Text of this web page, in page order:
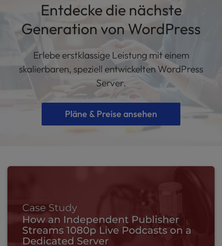
Entdecke die nächste
Generation von WordPress
Erlebe erstklassige Leistung mit einem
skalierbaren, speziell entwickelten WordPress
Server.
Pläne & Preise ansehen